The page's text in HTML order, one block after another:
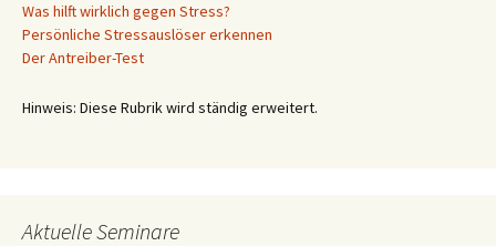
Was hilft wirklich gegen Stress?
Persönliche Stressauslöser erkennen
Der Antreiber-Test
Hinweis: Diese Rubrik wird ständig erweitert.
Aktuelle Seminare